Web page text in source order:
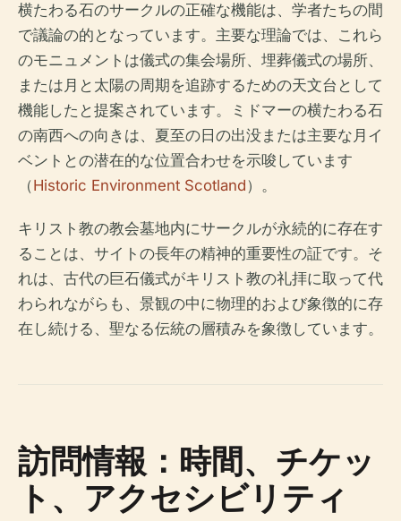
横たわる石のサークルの正確な機能は、学者たちの間
で議論の的となっています。主要な理論では、これら
のモニュメントは儀式の集会場所、埋葬儀式の場所、
または月と太陽の周期を追跡するための天文台として
機能したと提案されています。ミドマーの横たわる石
の南西への向きは、夏至の日の出没または主要な月イ
ベントとの潜在的な位置合わせを示唆しています
（Historic Environment Scotland）。
キリスト教の教会墓地内にサークルが永続的に存在す
ることは、サイトの長年の精神的重要性の証です。そ
れは、古代の巨石儀式がキリスト教の礼拝に取って代
わられながらも、景観の中に物理的および象徴的に存
在し続ける、聖なる伝統の層積みを象徴しています。
訪問情報：時間、チケッ
ト、アクセシビリティ